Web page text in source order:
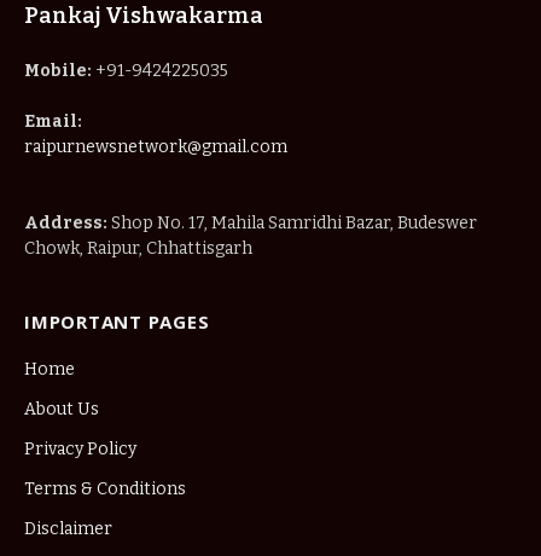
Pankaj Vishwakarma
Mobile: +91-9424225035
Email:
raipurnewsnetwork@gmail.com
Address: Shop No. 17, Mahila Samridhi Bazar, Budeswer
Chowk, Raipur, Chhattisgarh
IMPORTANT PAGES
Home
About Us
Privacy Policy
Terms & Conditions
Disclaimer